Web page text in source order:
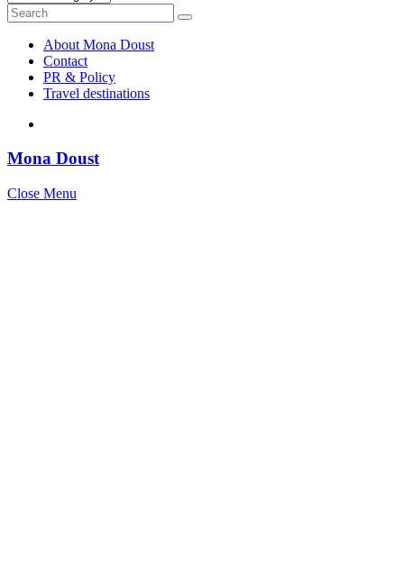
Search
for:
Search
About Mona Doust
Contact
PR & Policy
Travel destinations
Mona Doust
Close Menu